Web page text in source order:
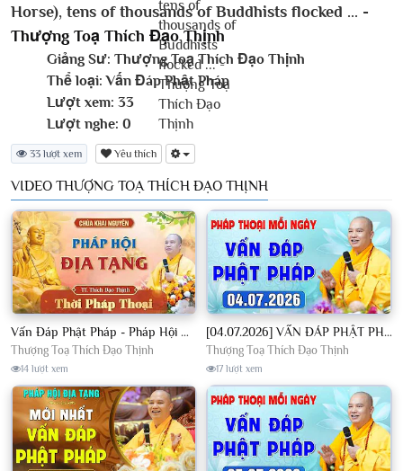
Horse), tens of thousands of Buddhists flocked ... -
Thượng Toạ Thích Đạo Thịnh
Giảng Sư: Thượng Toạ Thích Đạo Thịnh
Thể loại: Vấn Đáp Phật Pháp
Lượt xem: 33
Lượt nghe: 0
33 lượt xem Yêu thích
VIDEO THƯỢNG TOẠ THÍCH ĐẠO THỊNH
Vấn Đáp Phật Pháp - Pháp Hội Địa Tạng Ngày 01/08/2026│TT. Thích Đạo Thịnh
Thượng Toạ Thích Đạo Thịnh
14 lượt xem
[04.07.2026] VẤN ĐÁP PHẬT PHÁP - Nghe Thầy giảng Pháp mỗi ngày CÔNG ĐỨC VÔ LƯỢNG│TT. Thích Đạo Thịnh
Thượng Toạ Thích Đạo Thịnh
17 lượt xem